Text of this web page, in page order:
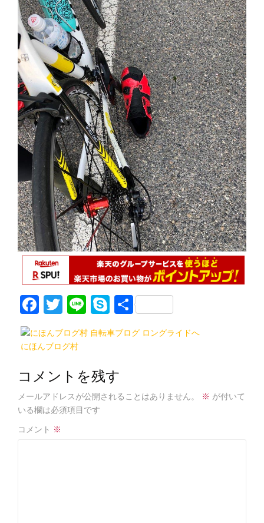
F
a
c
b
o
o
k
T
w
itt
Li
n
e
S
k
y
e
共
有
にほんブログ村
コメントを残す
メールアドレスが公開されることはありません。 ※ が付いて
いる欄は必須項目です
コメント ※